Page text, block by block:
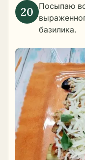
Посыпаю
базилика.